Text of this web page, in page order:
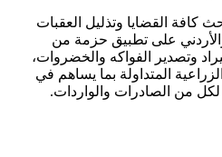
كافة القضايا وتذليل العقبات
على تطبيق حزمة من
وتصدير الفواكه والخضروات،
المتداولة بما يساهم في
لكل من الصادرات والواردات.